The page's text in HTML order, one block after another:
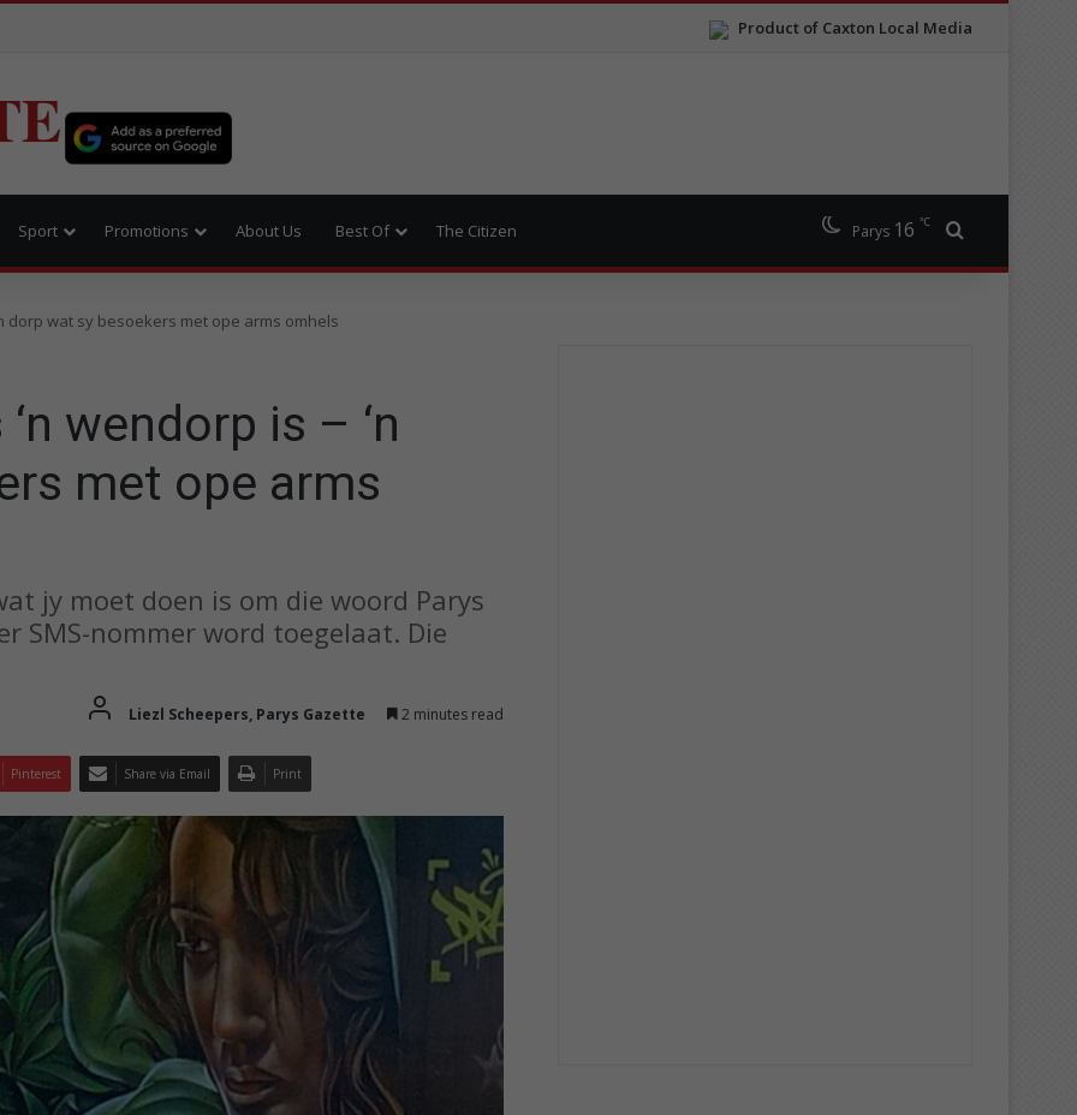
Product of Caxton Local Media
Sport Promotions About Us Best Of The Citizen Parys 16 ℃
dorp wat sy besoekers met ope arms omhels
wendorp is – ‘n
met ope arms
jy moet doen is om die woord Parys
SMS-nommer word toegelaat. Die
Liezl Scheepers, Parys Gazette 2 minutes read
Pinterest Share via Email Print